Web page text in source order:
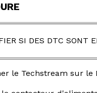
SI DES DTC SONT
le Techstream sur le